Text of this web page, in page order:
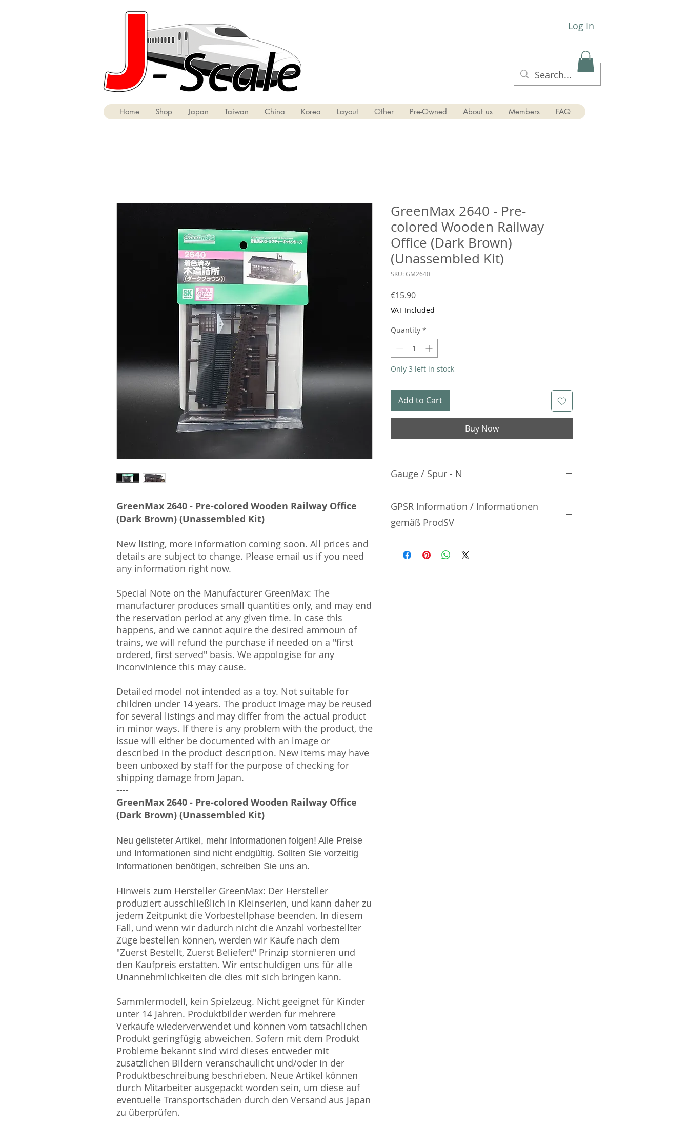
Log In
Home Shop Japan Taiwan China Korea Layout Other Pre-Owned About us Members FAQ
GreenMax 2640 - Pre-colored Wooden Railway Office
(Dark Brown) (Unassembled Kit)
New listing, more information coming soon. All prices and
details are subject to change. Please email us if you need
any information right now.
Special Note on the Manufacturer GreenMax: The
manufacturer produces small quantities only, and may end
the reservation period at any given time. In case this
happens, and we cannot aquire the desired ammoun of
trains, we will refund the purchase if needed on a "first
ordered, first served" basis. We appologise for any
inconvinience this may cause.
Detailed model not intended as a toy. Not suitable for
children under 14 years. The product image may be reused
for several listings and may differ from the actual product
in minor ways. If there is any problem with the product, the
issue will either be documented with an image or
described in the product description. New items may have
been unboxed by staff for the purpose of checking for
shipping damage from Japan.
----
GreenMax 2640 - Pre-colored Wooden Railway Office
(Dark Brown) (Unassembled Kit)
Neu gelisteter Artikel, mehr Informationen folgen! Alle Preise
und Informationen sind nicht endgültig. Sollten Sie vorzeitig
Informationen benötigen, schreiben Sie uns an.
Hinweis zum Hersteller GreenMax: Der Hersteller
produziert ausschließlich in Kleinserien, und kann daher zu
jedem Zeitpunkt die Vorbestellphase beenden. In diesem
Fall, und wenn wir dadurch nicht die Anzahl vorbestellter
Züge bestellen können, werden wir Käufe nach dem
"Zuerst Bestellt, Zuerst Beliefert" Prinzip stornieren und
den Kaufpreis erstatten. Wir entschuldigen uns für alle
Unannehmlichkeiten die dies mit sich bringen kann.
Sammlermodell, kein Spielzeug. Nicht geeignet für Kinder
unter 14 Jahren. Produktbilder werden für mehrere
Verkäufe wiederverwendet und können vom tatsächlichen
Produkt geringfügig abweichen. Sofern mit dem Produkt
Probleme bekannt sind wird dieses entweder mit
zusätzlichen Bildern veranschaulicht und/oder in der
Produktbeschreibung beschrieben. Neue Artikel können
durch Mitarbeiter ausgepackt worden sein, um diese auf
eventuelle Transportschäden durch den Versand aus Japan
zu überprüfen.
GreenMax 2640 - Pre-
colored Wooden Railway
Office (Dark Brown)
(Unassembled Kit)
SKU: GM2640
€15.90Price
VAT Included
Quantity *
Only 3 left in stock
Add to Cart
Buy Now
Gauge / Spur - N
GPSR Information / Informationen
gemäß ProdSV
Manufacturer / Hersteller: